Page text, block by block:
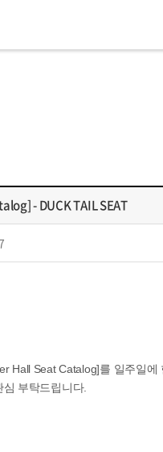
- DUCK TAIL SEAT
Hall Seat Catalog]를 일주일
부탁드립니다.